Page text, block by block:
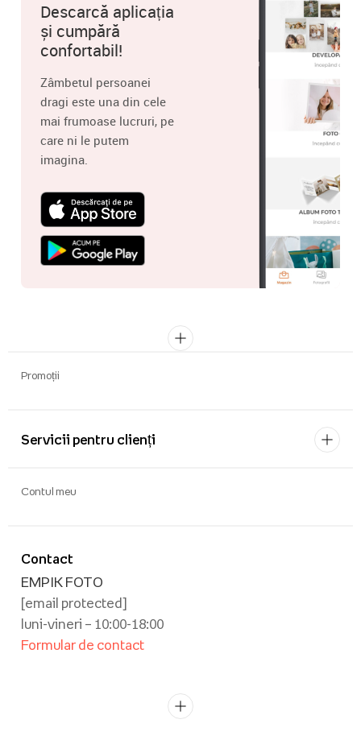
Descarcă aplicația
și cumpără
confortabil!
Zâmbetul persoanei
dragi este una din cele
mai frumoase lucruri, pe
care ni le putem
imagina.
Promoții
Servicii pentru clienți
Contact
EMPIK FOTO
[email protected]
luni-vineri – 10:00-18:00
Formular de contact
Contul meu